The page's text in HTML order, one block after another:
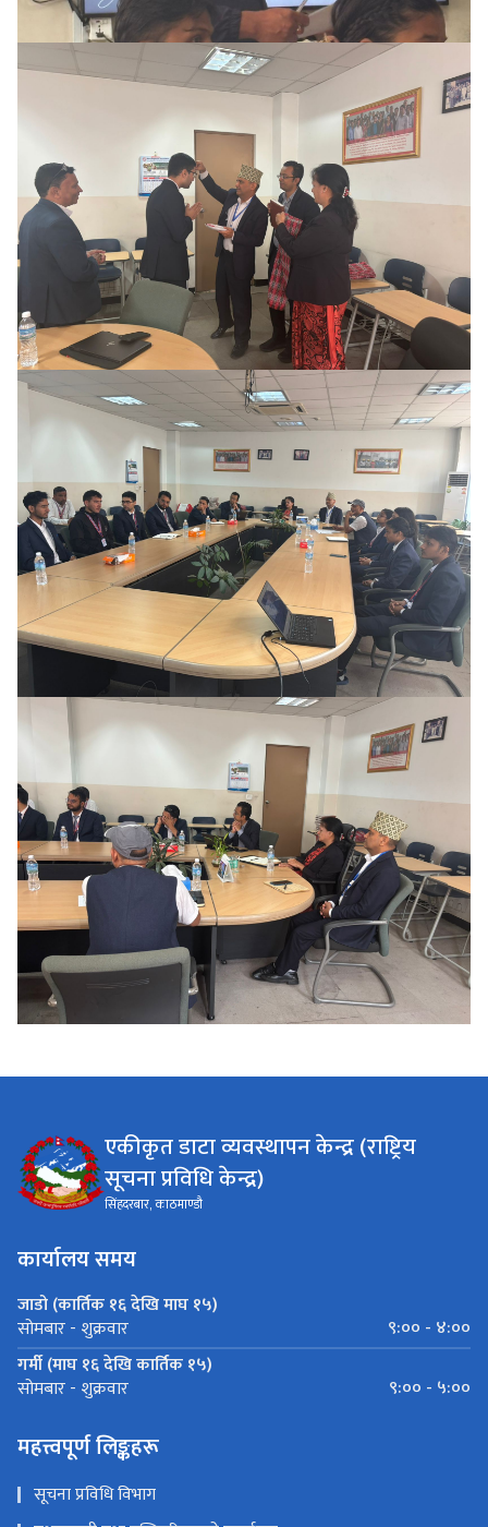
एकीकृत डाटा व्यवस्थापन केन्द्र (राष्ट्रिय
सूचना प्रविधि केन्द्र)
सिंहदरबार, काठमाण्डौ
कार्यालय समय
जाडो (कार्तिक १६ देखि माघ १५)
सोमबार - शुक्रवार
९:०० - ४:००
गर्मी (माघ १६ देखि कार्तिक १५)
सोमबार - शुक्रवार ९:०० - ५:००
महत्त्वपूर्ण लिङ्कहरू
सूचना प्रविधि विभाग